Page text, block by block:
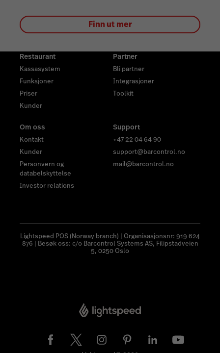
Finn ut mer
Restaurant
Kassasystem
Funksjoner
Priser
Kunder
Partner
Bli partner
Integrasjoner
Toolkit
Om oss
Kontakt
Kunder
Personvern og
databelskyttelse
Investor relations
Support
+47 22 04 64 90
support@barcontrol.no
mail@barcontrol.no
Lightspeed POS (Norway branch) | Organisasjonsnr: 919 624
876 | Besøk oss: c/o Barcontrol Systems AS, Filipstadveien
5, 0250 Oslo